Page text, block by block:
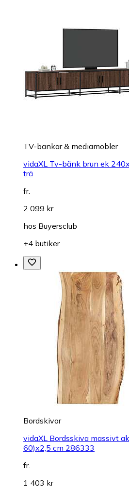
TV-bänkar & mediamöbler
vidaXL Tv-bänk brun ek
trä
fr.
2 099 kr
hos Buyersclub
+4 butiker
Bordskivor
vidaXL Bordsskiva massivt
60)x2,5 cm 286333
fr.
1 403 kr